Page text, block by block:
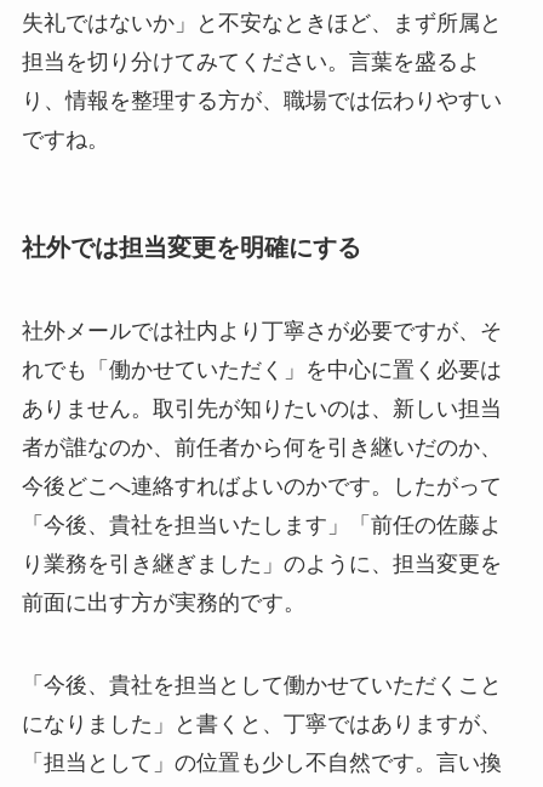
失礼ではないか」と不安なときほど、まず所属と
担当を切り分けてみてください。言葉を盛るよ
り、情報を整理する方が、職場では伝わりやすい
ですね。
社外では担当変更を明確にする
社外メールでは社内より丁寧さが必要ですが、そ
れでも「働かせていただく」を中心に置く必要は
ありません。取引先が知りたいのは、新しい担当
者が誰なのか、前任者から何を引き継いだのか、
今後どこへ連絡すればよいのかです。したがって
「今後、貴社を担当いたします」「前任の佐藤よ
り業務を引き継ぎました」のように、担当変更を
前面に出す方が実務的です。
「今後、貴社を担当として働かせていただくこと
になりました」と書くと、丁寧ではありますが、
「担当として」の位置も少し不自然です。言い換